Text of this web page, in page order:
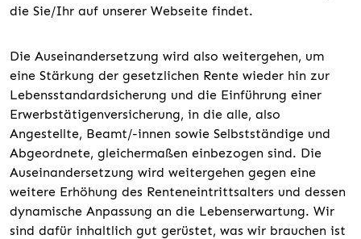
die Sie/Ihr auf unserer Webseite findet.
Die Auseinandersetzung wird also weitergehen, um
eine Stärkung der gesetzlichen Rente wieder hin zur
Lebensstandardsicherung und die Einführung einer
Erwerbstätigenversicherung, in die alle, also
Angestellte, Beamt/-innen sowie Selbstständige und
Abgeordnete, gleichermaßen einbezogen sind. Die
Auseinandersetzung wird weitergehen gegen eine
weitere Erhöhung des Renteneintrittsalters und dessen
dynamische Anpassung an die Lebenserwartung. Wir
sind dafür inhaltlich gut gerüstet, was wir brauchen ist